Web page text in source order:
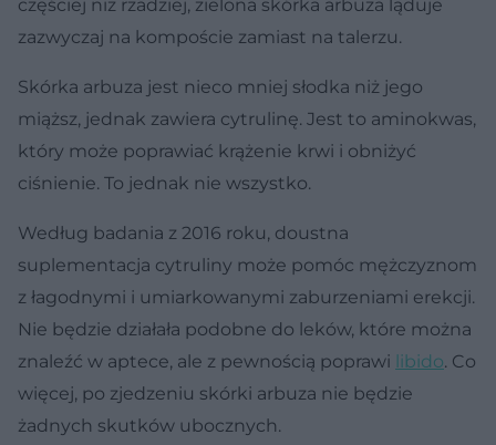
częściej niż rzadziej, zielona skórka arbuza ląduje
zazwyczaj na kompoście zamiast na talerzu.
Skórka arbuza jest nieco mniej słodka niż jego
miąższ, jednak zawiera cytrulinę. Jest to aminokwas,
który może poprawiać krążenie krwi i obniżyć
ciśnienie. To jednak nie wszystko.
Według badania z 2016 roku, doustna
suplementacja cytruliny może pomóc mężczyznom
z łagodnymi i umiarkowanymi zaburzeniami erekcji.
Nie będzie działała podobne do leków, które można
znaleźć w aptece, ale z pewnością poprawi libido. Co
więcej, po zjedzeniu skórki arbuza nie będzie
żadnych skutków ubocznych.